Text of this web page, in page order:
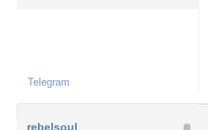
Telegram
rebelsoul